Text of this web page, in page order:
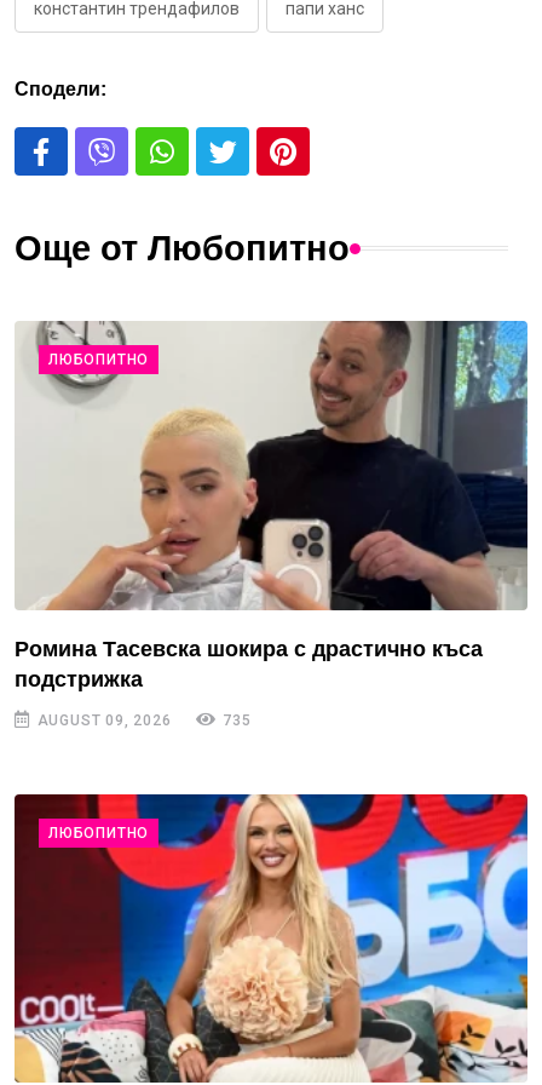
константин трендафилов папи ханс
Сподели:
Още от Любопитно
ЛЮБОПИТНО
Ромина Тасевска шокира с драстично къса
подстрижка
AUGUST 09, 2026 735
ЛЮБОПИТНО